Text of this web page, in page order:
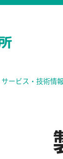
ービス・技術情